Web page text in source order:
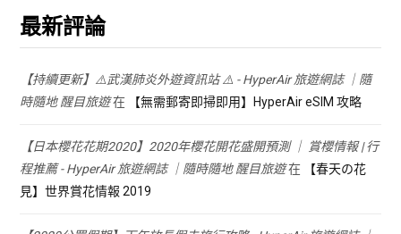
最新評論
【持續更新】⚠️武漢肺炎外遊資訊站 ⚠️ - HyperAir 旅遊網誌 ｜隨
時隨地 醒目旅遊在 【無需郵寄即掃即用】HyperAir eSIM 攻略
【日本櫻花花期2020】2020年櫻花開花盛開預測 ｜ 賞櫻情報 | 行
程推薦 - HyperAir 旅遊網誌 ｜隨時隨地 醒目旅遊在
【春天の花
見】世界賞花情報 2019